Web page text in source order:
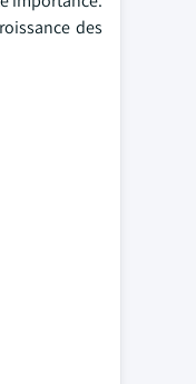
des